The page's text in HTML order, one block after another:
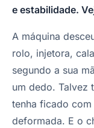
e estabilidade.
A máquina
rolo, injetora,
segundo a sua
um dedo. Talvez
tenha ficado
deformada. E o